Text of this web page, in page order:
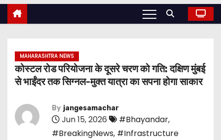
MAHARASHTRA NEWS
कोस्टल रोड परियोजना के दूसरे चरण को गति: दक्षिण मुंबई
से भाईंदर तक सिग्नल-मुक्त यात्रा का सपना होगा साकार
By jangesamachar
Jun 15, 2026 #Bhayandar,
#BreakingNews, #Infrastructure